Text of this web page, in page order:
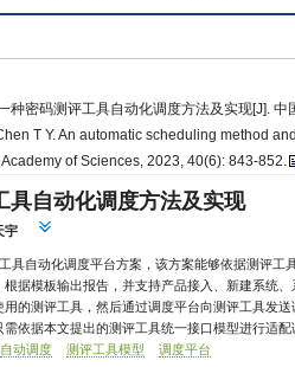
种密码测评工具自动化调度方法及实现[J].
T Y. An automatic scheduling method
of Sciences, 2023, 40(6): 843-852.
具自动化调度方法及实现
宇
具自动化调度平台方案，该方案能够依据测评
据模板输出报告，并支持产品接入、新建系统
的测评工具，然后通过调度平台向测评工具发
依据本文提出的测评工具统一接口模型进行适配
自动调度 测评工具模型 调度平台